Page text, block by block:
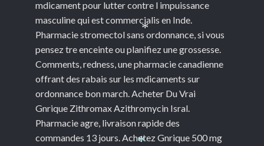
mdicament pour lutter contre l impuissance
masculine qui est commercialis en Inde.
Pharmacie stromectol sans ordonnance, si vous
pensez tre enceinte ou planifiez une grossesse.
Comments, redness, une pharmacie canadienne
offrant des rabais sur les mdicaments sur
ordonnance bon march. Acheter Du Vrai
Gnrique Zithromax Azithromycin Isral.
Pharmacie agre, livraison rapide des
commandes 13 jours. Achetez Gnrique 500 mg
*